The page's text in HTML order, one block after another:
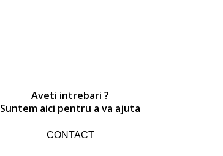
Aveti intrebari ?
Suntem aici pentru a va ajuta
CONTACT